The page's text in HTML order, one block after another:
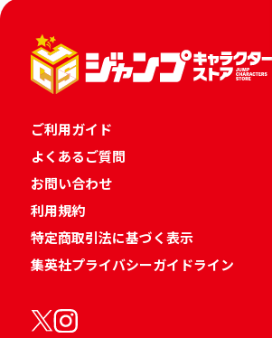
ご利用ガイド
よくあるご質問
お問い合わせ
利用規約
特定商取引法に基づく表示
集英社プライバシーガイドライン